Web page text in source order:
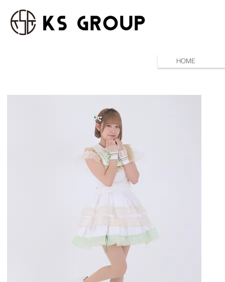
コンサート ディナー
HOME